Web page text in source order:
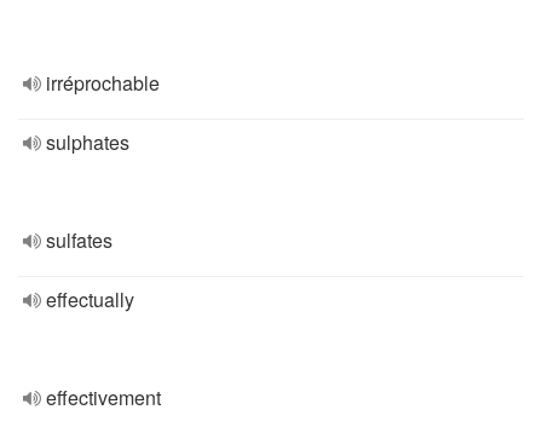
irréprochable
sulphates
sulfates
effectually
effectivement